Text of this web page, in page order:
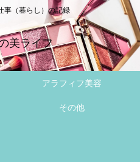
事（暮らし）の記録
美ライフ
アラフィフ美容
その他